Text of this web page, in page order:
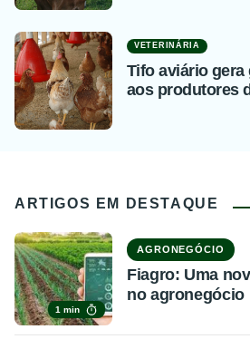
VETERINÁRIA
Tifo aviário
aos produtores
ARTIGOS EM DESTAQUE
1 min
AGRONEGÓCIO
Fiagro: Uma
no agronegócio